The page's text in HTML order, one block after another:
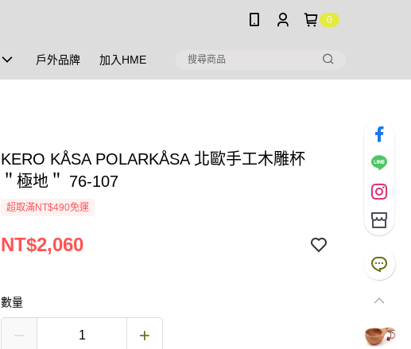
0
戶外品牌 加入HME
KERO KÅSA POLARKÅSA 北歐手工木雕杯
＂極地＂ 76-107
超取滿NT$490免運
NT$2,060
數量